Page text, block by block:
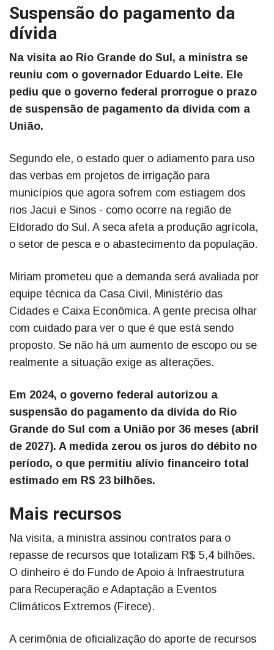
Suspensão do pagamento da
dívida
Na visita ao Rio Grande do Sul, a ministra se
reuniu com o governador Eduardo Leite. Ele
pediu que o governo federal prorrogue o prazo
de suspensão de pagamento da dívida com a
União.
Segundo ele, o estado quer o adiamento para uso
das verbas em projetos de irrigação para
municípios que agora sofrem com estiagem dos
rios Jacuí e Sinos - como ocorre na região de
Eldorado do Sul. A seca afeta a produção agrícola,
o setor de pesca e o abastecimento da população.
Miriam prometeu que a demanda será avaliada por
equipe técnica da Casa Civil, Ministério das
Cidades e Caixa Econômica. A gente precisa olhar
com cuidado para ver o que é que está sendo
proposto. Se não há um aumento de escopo ou se
realmente a situação exige as alterações.
Em 2024, o governo federal autorizou a
suspensão do pagamento da dívida do Rio
Grande do Sul com a União por 36 meses (abril
de 2027). A medida zerou os juros do débito no
período, o que permitiu alívio financeiro total
estimado em R$ 23 bilhões.
Mais recursos
Na visita, a ministra assinou contratos para o
repasse de recursos que totalizam R$ 5,4 bilhões.
O dinheiro é do Fundo de Apoio à Infraestrutura
para Recuperação e Adaptação a Eventos
Climáticos Extremos (Firece).
A cerimônia de oficialização do aporte de recursos